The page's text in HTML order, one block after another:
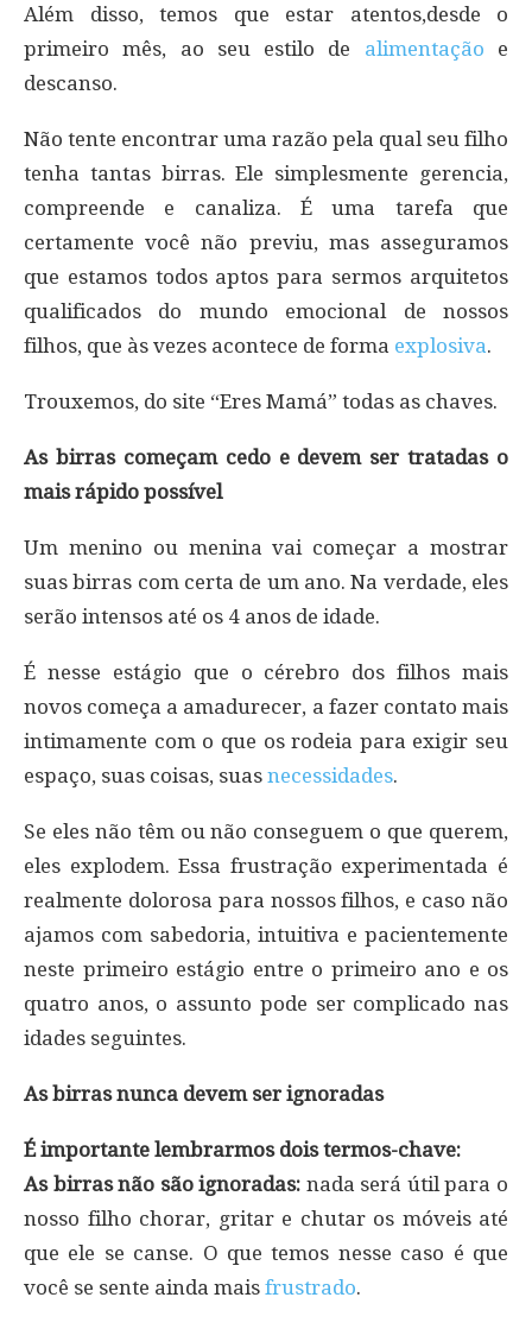
Além disso, temos que estar atentos,desde o
primeiro mês, ao seu estilo de alimentação e
descanso.
Não tente encontrar uma razão pela qual seu filho
tenha tantas birras. Ele simplesmente gerencia,
compreende e canaliza. É uma tarefa que
certamente você não previu, mas asseguramos
que estamos todos aptos para sermos arquitetos
qualificados do mundo emocional de nossos
filhos, que às vezes acontece de forma explosiva.
Trouxemos, do site “Eres Mamá” todas as chaves.
As birras começam cedo e devem ser tratadas o
mais rápido possível
Um menino ou menina vai começar a mostrar
suas birras com certa de um ano. Na verdade, eles
serão intensos até os 4 anos de idade.
É nesse estágio que o cérebro dos filhos mais
novos começa a amadurecer, a fazer contato mais
intimamente com o que os rodeia para exigir seu
espaço, suas coisas, suas necessidades.
Se eles não têm ou não conseguem o que querem,
eles explodem. Essa frustração experimentada é
realmente dolorosa para nossos filhos, e caso não
ajamos com sabedoria, intuitiva e pacientemente
neste primeiro estágio entre o primeiro ano e os
quatro anos, o assunto pode ser complicado nas
idades seguintes.
As birras nunca devem ser ignoradas
É importante lembrarmos dois termos-chave:
As birras não são ignoradas: nada será útil para o
nosso filho chorar, gritar e chutar os móveis até
que ele se canse. O que temos nesse caso é que
você se sente ainda mais frustrado.